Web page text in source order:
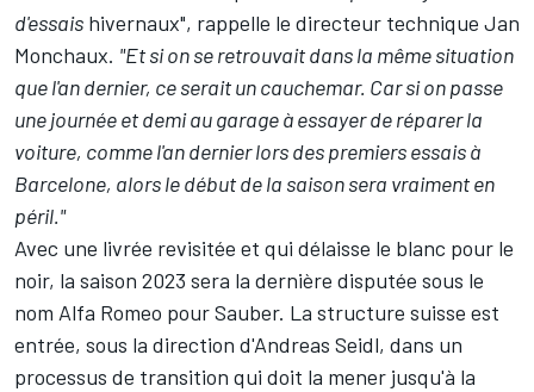
d'essais hivernaux", rappelle le directeur technique Jan
Monchaux. "Et si on se retrouvait dans la même situation
que l'an dernier, ce serait un cauchemar. Car si on passe
une journée et demi au garage à essayer de réparer la
voiture, comme l'an dernier lors des premiers essais à
Barcelone, alors le début de la saison sera vraiment en
péril."
Avec une livrée revisitée et qui délaisse le blanc pour le
noir, la saison 2023 sera la dernière disputée sous le
nom Alfa Romeo pour Sauber. La structure suisse est
entrée, sous la direction d'Andreas Seidl, dans un
processus de transition qui doit la mener jusqu'à la